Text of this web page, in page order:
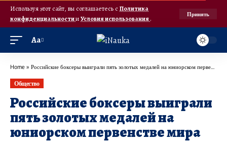
Используя этот сайт, вы соглашаетесь с Политика
конфиденциальностииУсловия использования.
Принять
Аа
Home » Российские боксеры выиграли пять золотых медалей на юниорском первенстве мира
Общество
Российские боксеры выиграли
пять золотых медалей на
юниорском первенстве мира